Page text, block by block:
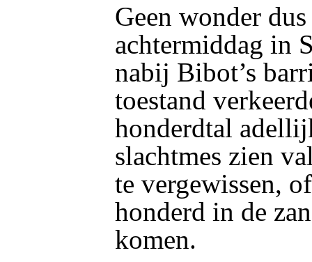
Geen wonder
achtermiddag in
nabij Bibot’s
toestand
honderdtal
slachtmes zien
te vergewissen,
honderd in de
komen.